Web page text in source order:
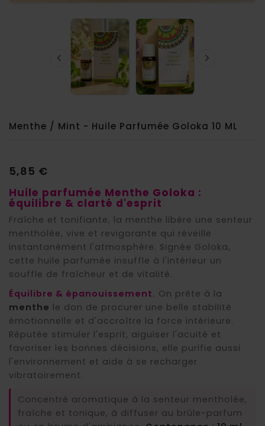
 
Menthe / Mint - Huile Parfumée Goloka 10 ML
5,85 €
Huile parfumée Menthe Goloka :
équilibre & clarté d'esprit
Fraîche et tonifiante, la menthe libère une senteur
mentholée, vive et revigorante qui réveille
instantanément l'atmosphère. Signée Goloka,
cette huile parfumée insuffle à l'intérieur un
souffle de fraîcheur et de vitalité.
Équilibre & épanouissement. On prête à la
menthe le don de procurer une belle stabilité
émotionnelle et d'accroître la force intérieure.
Réputée stimuler l'esprit, aiguiser l'acuité et
favoriser les bonnes décisions, elle purifie aussi
l'environnement et aide à se recharger
vibratoirement.
Concentré aromatique à la senteur mentholée,
fraîche et tonique, à diffuser au brûle-parfum